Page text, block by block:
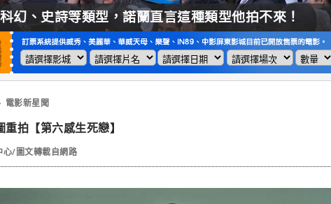
幻、史詩等類型，諾蘭直言這種類型他拍不來！
電影新星聞
重拍【第六感生死戀】
心/圖文轉載自網路